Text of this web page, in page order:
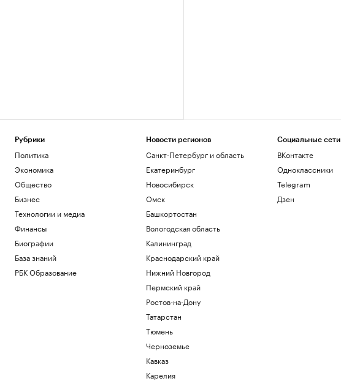
Рубрики
Политика
Экономика
Общество
Бизнес
Технологии и медиа
Финансы
Биографии
База знаний
РБК Образование
Новости регионов
Санкт-Петербург и область
Екатеринбург
Новосибирск
Омск
Башкортостан
Вологодская область
Калининград
Краснодарский край
Нижний Новгород
Пермский край
Ростов-на-Дону
Татарстан
Тюмень
Черноземье
Кавказ
Карелия
Социальные сети
ВКонтакте
Одноклассники
Telegram
Дзен